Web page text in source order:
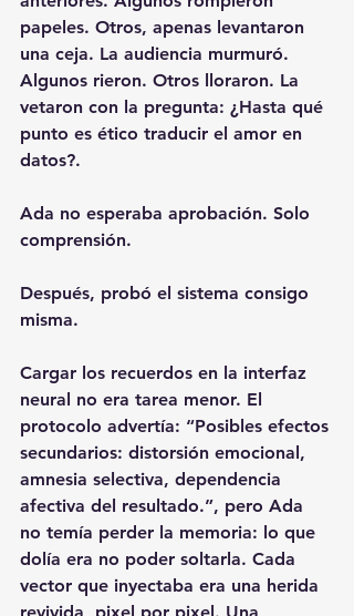
papeles. Otros, apenas levantaron
una ceja. La audiencia murmuró.
Algunos rieron. Otros lloraron. La
vetaron con la pregunta: ¿Hasta qué
punto es ético traducir el amor en
datos?.
Ada no esperaba aprobación. Solo
comprensión.
Después, probó el sistema consigo
misma.
Cargar los recuerdos en la interfaz
neural no era tarea menor. El
protocolo advertía: “Posibles efectos
secundarios: distorsión emocional,
amnesia selectiva, dependencia
afectiva del resultado.”, pero Ada
no temía perder la memoria: lo que
dolía era no poder soltarla. Cada
vector que inyectaba era una herida
revivida, pixel por pixel. Una